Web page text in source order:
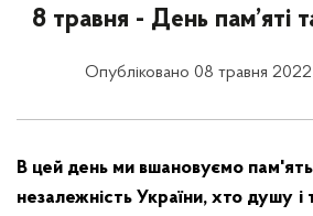
8 травня - День пам’яті
Опубліковано 08 травня
В цей день ми вшановуємо
незалежність України, хто душу і